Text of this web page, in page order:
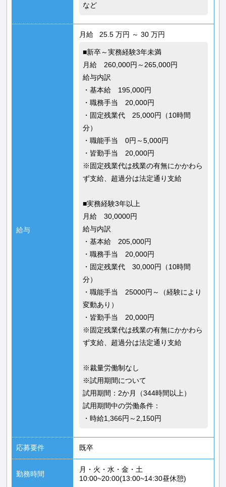
など
給与
月給 25.5 万円 ～ 30 万円
■新卒～実務経験3年未満
月給 260,000円～265,000円
給与内訳
・基本給 195,000円
・職務手当 20,000円
・固定残業代 25,000円（10時間
分）
・職能手当 0円～5,000円
・皆勤手当 20,000円
※固定残業代は残業の有無にかかわら
ず支給、超過分は法定通り支給
■実務経験3年以上
月給 30,0000円
給与内訳
・基本給 205,000円
・職務手当 20,000円
・固定残業代 30,000円（10時間
分）
・職能手当 25000円～（経験により
変動あり）
・皆勤手当 20,000円
※固定残業代は残業の有無にかかわら
ず支給、超過分は法定通り支給
※裁量労働制なし
※試用期間について
試用期間：2か月（344時間以上）
試用期間中の労働条件：
・時給1,366円～2,150円
応募要件 既卒
勤務時間
月・火・水・金・土
10:00~20:00(13:00~14:30昼休憩)